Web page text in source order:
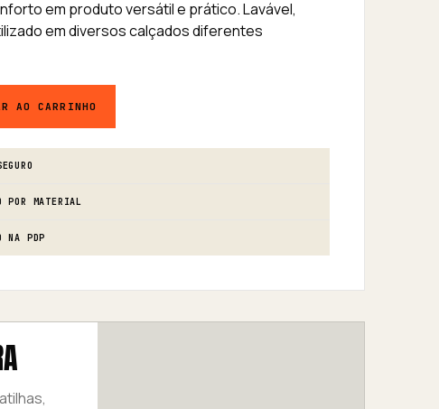
em produto versátil e prático. Lavável,
em diversos calçados diferentes
Gel Bonton - Ajuste para Calçados quantidade
AO CARRINHO
POR MATERIAL
NA PDP